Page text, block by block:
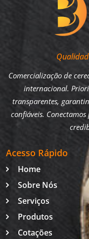
Comercialização de
internacional.
transparentes,
confiáveis.
Acesso Rápido
Home
Sobre Nós
Serviços
Produtos
Cotações